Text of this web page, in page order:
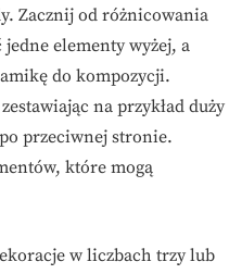
Zacznij od różnicowania
elementy wyżej, a
do kompozycji.
na przykład duży
przeciwnej stronie.
które mogą
w liczbach trzy lub